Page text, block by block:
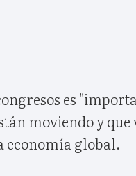
es
moviendo y que
economía global.